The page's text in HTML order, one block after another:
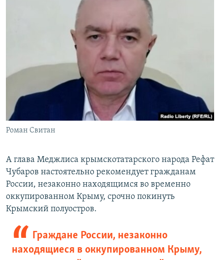
Роман Свитан
А глава Меджлиса крымскотатарского народа Рефат
Чубаров настоятельно рекомендует гражданам
России, незаконно находящимся во временно
оккупированном Крыму, срочно покинуть
Крымский полуостров.
Граждане России, незаконно
находящиеся в оккупированном Крыму,